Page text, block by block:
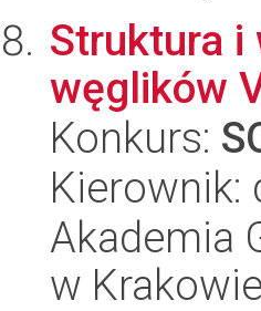
Struktura i
węglików
Konkurs:
Kierownik:
Akademia
w